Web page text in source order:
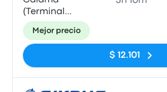
(Terminal
Nuevo)
Mejor precio
$ 12.101